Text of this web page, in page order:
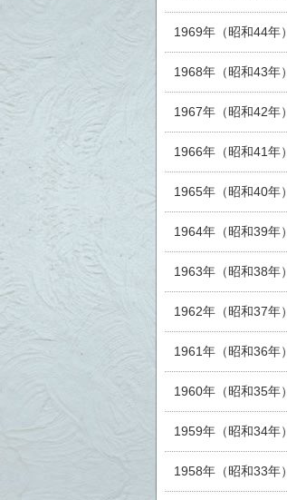
1969年（昭和44年）
1968年（昭和43年）
1967年（昭和42年）
1966年（昭和41年）
1965年（昭和40年）
1964年（昭和39年）
1963年（昭和38年）
1962年（昭和37年）
1961年（昭和36年）
1960年（昭和35年）
1959年（昭和34年）
1958年（昭和33年）